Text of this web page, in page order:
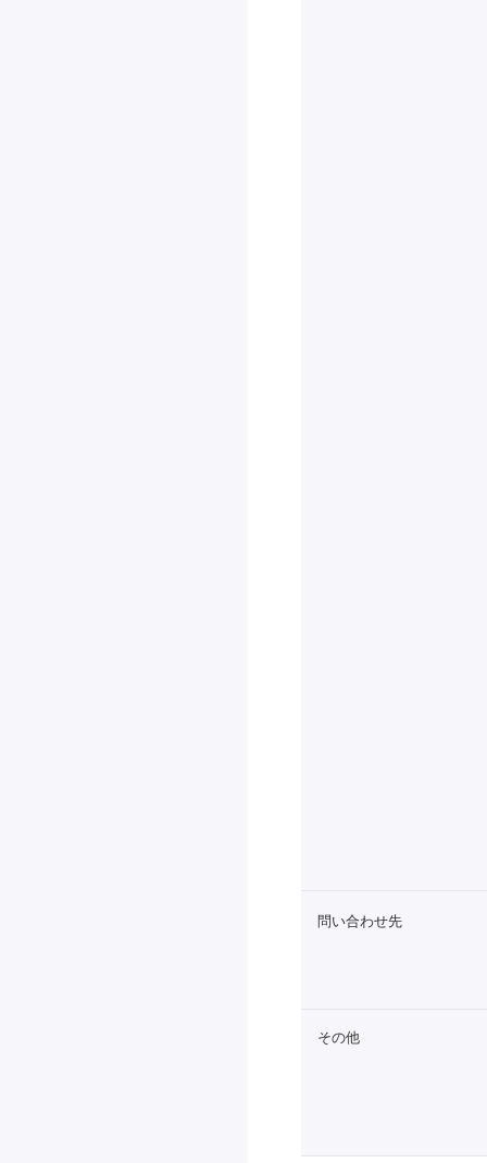
問い合わせ先
その他